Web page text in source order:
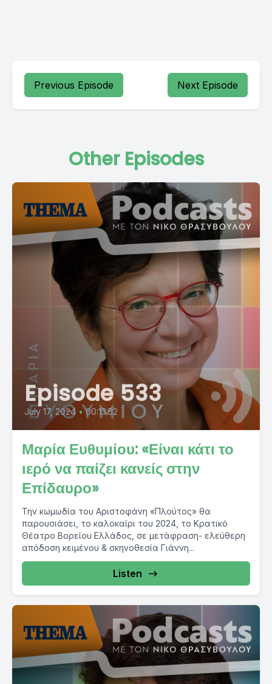
Previous Episode Next Episode
Other Episodes
Episode 533
July 17, 2024 • 00:13:52
Μαρία Ευθυμίου: «Είναι κάτι το
ιερό να παίζει κανείς στην
Επίδαυρο»
Την κωμωδία του Αριστοφάνη «Πλούτος» θα
παρουσιάσει, το καλοκαίρι του 2024, το Κρατικό
Θέατρο Βορείου Ελλάδος, σε μετάφραση- ελεύθερη
απόδοση κειμένου & σκηνοθεσία Γιάννη...
Listen